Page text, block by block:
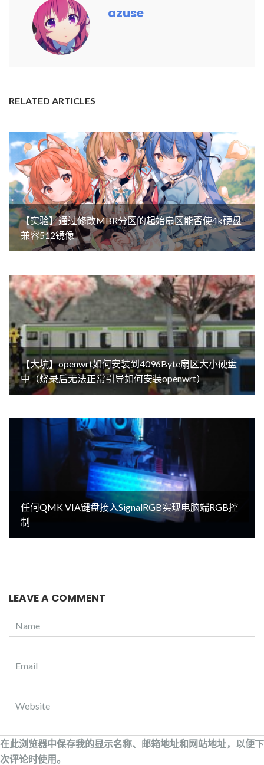
azuse
RELATED ARTICLES
【实验】通过修改MBR分区的起始扇区能否使4k硬盘
兼容512镜像
【大坑】openwrt如何安装到4096Byte扇区大小硬盘
中（烧录后无法正常引导如何安装openwrt）
任何QMK VIA键盘接入SignalRGB实现电脑端RGB控
制
LEAVE A COMMENT
在此浏览器中保存我的显示名称、邮箱地址和网站地址，以便下
次评论时使用。